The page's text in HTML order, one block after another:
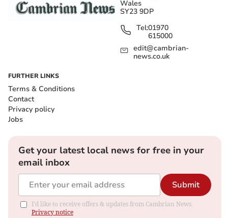
Wales
SY23 9DP
Tel:01970
615000
edit@cambrian-
news.co.uk
FURTHER LINKS
Terms & Conditions
Contact
Privacy policy
Jobs
Get your latest local news for free in your
email inbox
Submit
I'd like to receive offers & updates from Cambrian News.
Privacy notice